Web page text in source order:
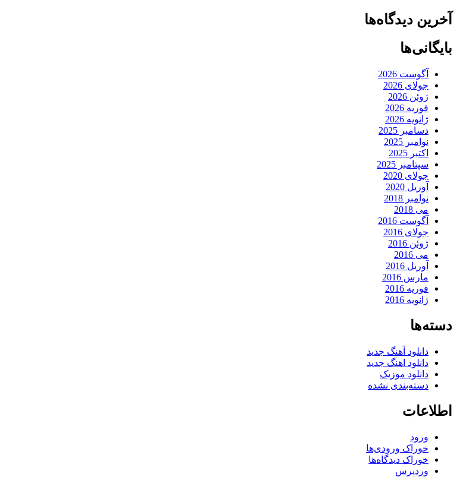
آخرین دیدگاه‌ها
بایگانی‌ها
آگوست 2026
جولای 2026
ژوئن 2026
فوریه 2026
ژانویه 2026
دسامبر 2025
نوامبر 2025
اکتبر 2025
سپتامبر 2025
جولای 2020
آوریل 2020
نوامبر 2018
می 2018
آگوست 2016
جولای 2016
ژوئن 2016
می 2016
آوریل 2016
مارس 2016
فوریه 2016
ژانویه 2016
دسته‌ها
دانلود آهنگ جدید
دانلود اهنگ جدید
دانلود موزیک
دسته‌بندی نشده
اطلاعات
ورود
خوراک ورودی‌ها
خوراک دیدگاه‌ها
وردپرس